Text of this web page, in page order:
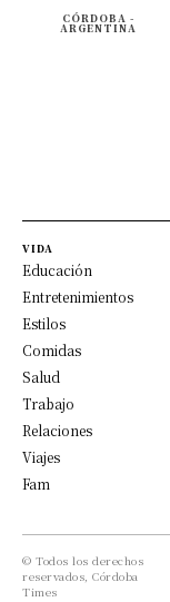
CÓRDOBA -
ARGENTINA
VIDA
Educación
Entretenimientos
Estilos
Comidas
Salud
Trabajo
Relaciones
Viajes
Fam
© Todos los derechos
reservados, Córdoba
Times